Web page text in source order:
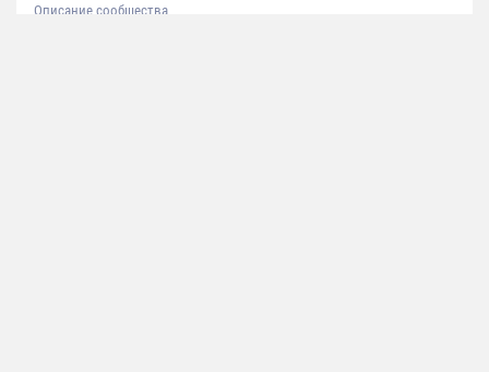
Описание сообщества